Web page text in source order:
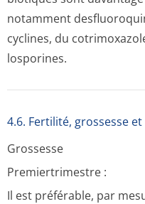
notamment
cyclines, du
losporines.
4.6. Fertilité, grossesse
Grossesse
Premiertrimestre :
Il est préférable, par